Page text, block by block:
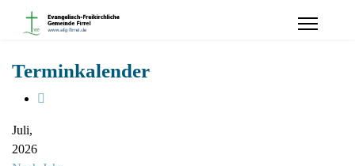
Terminkalender
Juli,
2026